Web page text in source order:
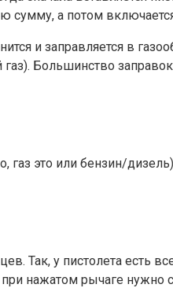
сумму, а потом
и заправляется в
Большинство
газ это или бензин/
Так, у пистолета есть
нажатом рычаге нужно